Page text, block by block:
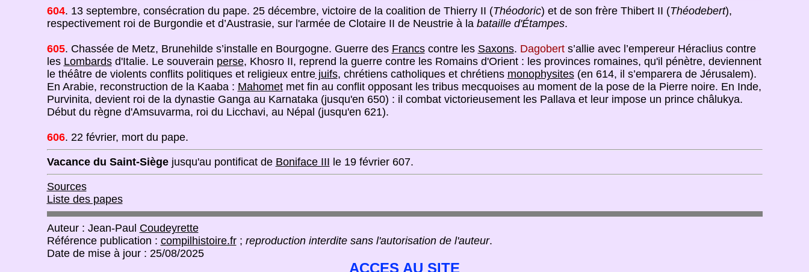
604. 13 septembre, consécration du pape. 25 décembre, victoire de la coalition de Thierry II (Théodoric) et de son frère Thibert II (Théodebert),
respectivement roi de Burgondie et d’Austrasie, sur l'armée de Clotaire II de Neustrie à la bataille d'Étampes.
605. Chassée de Metz, Brunehilde s’installe en Bourgogne. Guerre des Francscontre les Saxons. Dagoberts’allie avec l’empereur Héraclius contre
les Lombardsd'Italie. Le souverain perse, Khosro II, reprend la guerre contre les Romains d'Orient : les provinces romaines, qu'il pénètre, deviennent
le théâtre de violents conflits politiques et religieux entrejuifs, chrétiens catholiques et chrétiens monophysites(en 614, il s’emparera de Jérusalem).
En Arabie, reconstruction de la Kaaba : Mahometmet fin au conflit opposant les tribus mecquoises au moment de la pose de la Pierre noire. En Inde,
Purvinita, devient roi de la dynastie Ganga au Karnataka (jusqu'en 650) : il combat victorieusement les Pallava et leur impose un prince châlukya.
Début du règne d'Amsuvarma, roi du Licchavi, au Népal (jusqu'en 621).
606. 22 février, mort du pape.
Vacance du Saint-Siège jusqu'au pontificat de Boniface III le 19 février 607.
Sources
Liste des papes
Auteur : Jean-Paul Coudeyrette
Référence publication : compilhistoire.fr; reproduction interdite sans l'autorisation de l'auteur.
Date de mise à jour : 25/08/2025
ACCES AU SITE